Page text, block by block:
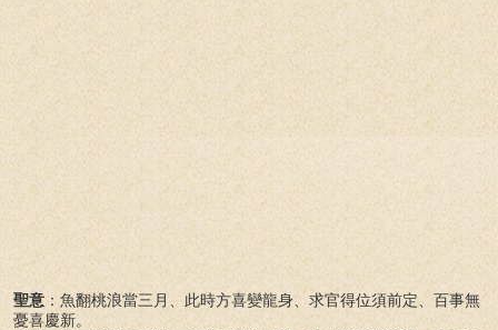
聖意 ：魚翻桃浪當三月、此時方喜變龍身、求官得位須前定、百事無
憂喜慶新。